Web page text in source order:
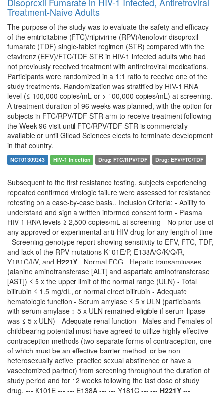
Disoproxil Fumarate in HIV-1 Infected, Antiretroviral
Treatment-Naive Adults
The purpose of the study was to evaluate the safety and efficacy
of the emtricitabine (FTC)/rilpivirine (RPV)/tenofovir disoproxil
fumarate (TDF) single-tablet regimen (STR) compared with the
efavirenz (EFV)/FTC/TDF STR in HIV-1 infected adults who had
not previously received treatment with antiretroviral medications.
Participants were randomized in a 1:1 ratio to receive one of the
study treatments. Randomization was stratified by HIV-1 RNA
level (≤ 100,000 copies/mL or > 100,000 copies/mL) at screening.
A treatment duration of 96 weeks was planned, with the option for
subjects in FTC/RPV/TDF STR arm to receive treatment following
the Week 96 visit until FTC/RPV/TDF STR is commercially
available or until Gilead Sciences elects to terminate development
in that country.
NCT01309243 HIV-1 Infection Drug: FTC/RPV/TDF Drug: EFV/FTC/TDF
Subsequent to the first resistance testing, subjects experiencing
repeated confirmed virologic failure were assessed for resistance
retesting on a case-by-case basis.. Inclusion Criteria: - Ability to
understand and sign a written informed consent form - Plasma
HIV-1 RNA levels ≥ 2,500 copies/mL at screening - No prior use of
any approved or experimental anti-HIV drug for any length of time
- Screening genotype report showing sensitivity to EFV, FTC, TDF,
and lack of the RPV mutations K101E/P, E138A/G/K/Q/R,
Y181C/I/V, and H221Y - Normal ECG - Hepatic transaminases
(alanine aminotransferase [ALT] and aspartate aminotransferase
[AST]) ≤ 5 x the upper limit of the normal range (ULN) - Total
bilirubin ≤ 1.5 mg/dL, or normal direct bilirubin - Adequate
hematologic function - Serum amylase ≤ 5 x ULN (participants
with serum amylase > 5 x ULN remained eligible if serum lipase
was ≤ 5 x ULN) - Adequate renal function - Males and Females of
childbearing potential must have agreed to utilize highly effective
contraception methods (two separate forms of contraception, one
of which must be an effective barrier method, or be non-
heterosexually active, practice sexual abstinence or have a
vasectomized partner) from screening throughout the duration of
study period and for 12 weeks following the last dose of study
drug. --- K101E --- --- E138A --- --- Y181C --- --- H221Y ---